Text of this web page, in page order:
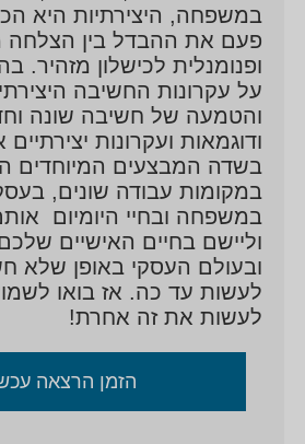
במשפחה, היצירתיות היא
פעם את ההבדל בין הצלחה
ופנומנלית לכישלון מזהיר.
על עקרונות החשיבה
והטמעה של חשיבה שונה
ודוגמאות ועקרונות
בשדה המבצעים המיוחדים
במקומות עבודה שונים,
במשפחה ובחיי היומיום
וליישם בחיים האישיים
ובעולם העסקי באופן שלא
לעשות עד כה. אז בואו
לעשות את זה אחרת!
הזמן הרצאה